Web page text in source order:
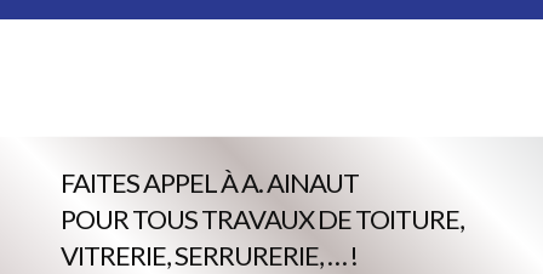
FAITES APPEL À A. AINAUT
POUR TOUS TRAVAUX DE TOITURE,
VITRERIE, SERRURERIE, … !